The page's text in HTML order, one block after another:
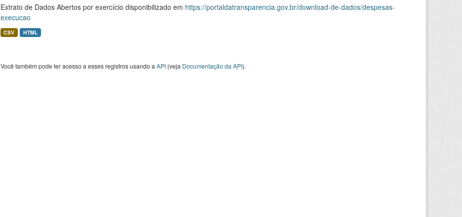
Extrato de Dados Abertos por exercício disponibilizado em https://portaldatransparencia.gov.br/download-de-dados/despesas-
execucao
CSV HTML
Você também pode ter acesso a esses registros usando a API(veja Documentação da API).